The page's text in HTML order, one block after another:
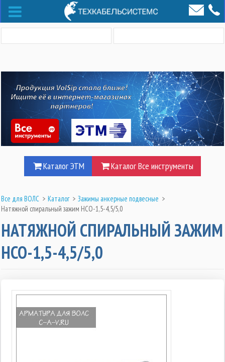
Каталог ЭТМ Каталог Все инструменты
Все для ВОЛС > Каталог > Зажимы анкерные подвесные >
Натяжной спиральный зажим НСО-1,5-4,5/5,0
НАТЯЖНОЙ СПИРАЛЬНЫЙ ЗАЖИМ
НСО-1,5-4,5/5,0